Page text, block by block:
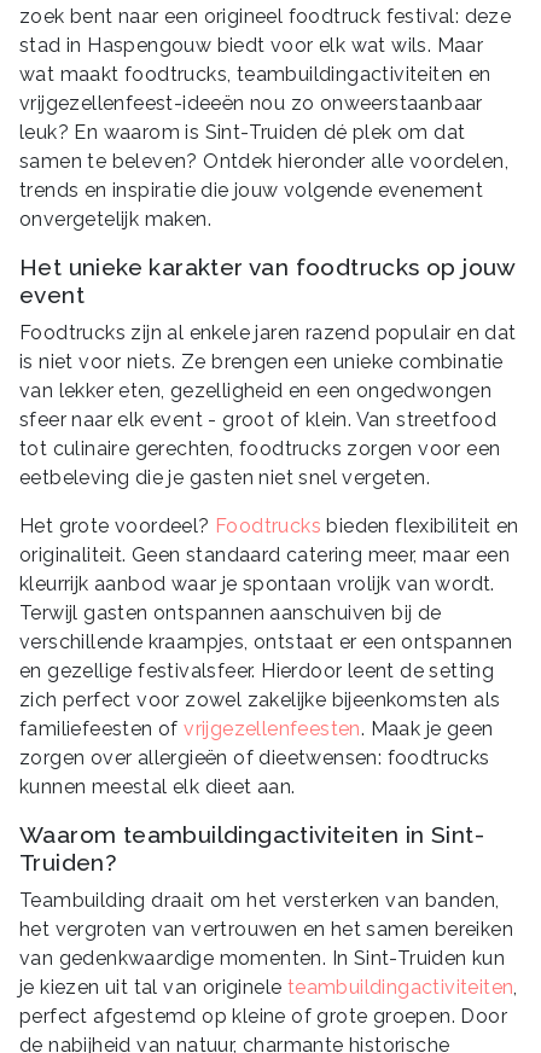
zoek bent naar een origineel foodtruck festival: deze
stad in Haspengouw biedt voor elk wat wils. Maar
wat maakt foodtrucks, teambuildingactiviteiten en
vrijgezellenfeest-ideeën nou zo onweerstaanbaar
leuk? En waarom is Sint-Truiden dé plek om dat
samen te beleven? Ontdek hieronder alle voordelen,
trends en inspiratie die jouw volgende evenement
onvergetelijk maken.
Het unieke karakter van foodtrucks op jouw
event
Foodtrucks zijn al enkele jaren razend populair en dat
is niet voor niets. Ze brengen een unieke combinatie
van lekker eten, gezelligheid en een ongedwongen
sfeer naar elk event - groot of klein. Van streetfood
tot culinaire gerechten, foodtrucks zorgen voor een
eetbeleving die je gasten niet snel vergeten.
Het grote voordeel? Foodtrucks bieden flexibiliteit en
originaliteit. Geen standaard catering meer, maar een
kleurrijk aanbod waar je spontaan vrolijk van wordt.
Terwijl gasten ontspannen aanschuiven bij de
verschillende kraampjes, ontstaat er een ontspannen
en gezellige festivalsfeer. Hierdoor leent de setting
zich perfect voor zowel zakelijke bijeenkomsten als
familiefeesten ofvrijgezellenfeesten. Maak je geen
zorgen over allergieën of dieetwensen: foodtrucks
kunnen meestal elk dieet aan.
Waarom teambuildingactiviteiten in Sint-
Truiden?
Teambuilding draait om het versterken van banden,
het vergroten van vertrouwen en het samen bereiken
van gedenkwaardige momenten. In Sint-Truiden kun
je kiezen uit tal van originele teambuildingactiviteiten,
perfect afgestemd op kleine of grote groepen. Door
de nabijheid van natuur, charmante historische